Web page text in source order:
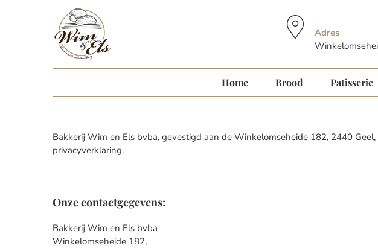
Adres
Home Brood Patisserie
Bakkerij Wim en Els bvba, gevestigd aan de Winkelomseheide 182, 2440
privacyverklaring.
Onze contactgegevens:
Bakkerij Wim en Els bvba
Winkelomseheide 182,